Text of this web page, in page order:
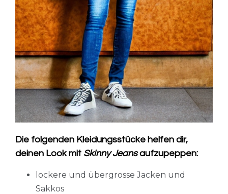
Die folgenden Kleidungsstücke helfen dir,
deinen Look mit Skinny Jeansaufzupeppen:
lockere und übergrosse Jacken und
Sakkos